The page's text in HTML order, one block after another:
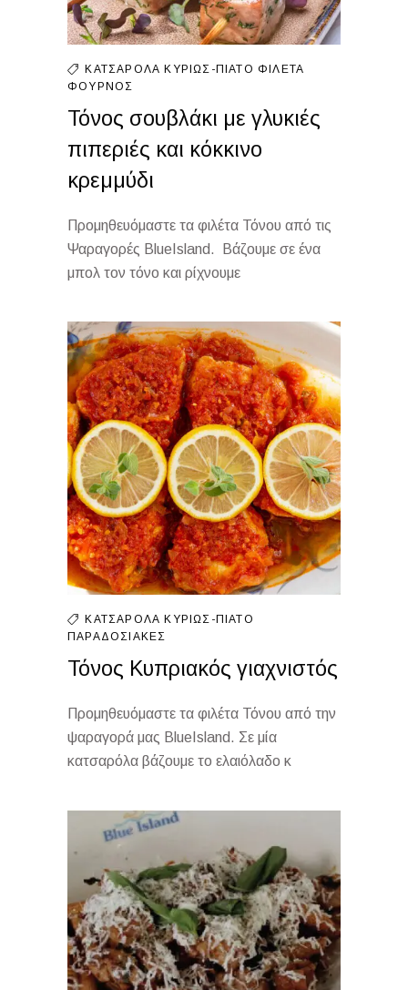
ΚΑΤΣΑΡΌΛΑ ΚΥΡΊΩΣ-ΠΙΆΤΟΦΙΛΈΤΑ
ΦΟΎΡΝΟΣ
Τόνος σουβλάκι με γλυκιές
πιπεριές και κόκκινο
κρεμμύδι
Προμηθευόμαστε τα φιλέτα Τόνου από τις
Ψαραγορές BlueIsland. Βάζουμε σε ένα
μπολ τον τόνο και ρίχνουμε
ΚΑΤΣΑΡΌΛΑ ΚΥΡΊΩΣ-ΠΙΆΤΟ
ΠΑΡΑΔΟΣΙΑΚΈΣ
Τόνος Κυπριακός γιαχνιστός
Προμηθευόμαστε τα φιλέτα Τόνου από την
ψαραγορά μας BlueIsland. Σε μία
κατσαρόλα βάζουμε το ελαιόλαδο κ